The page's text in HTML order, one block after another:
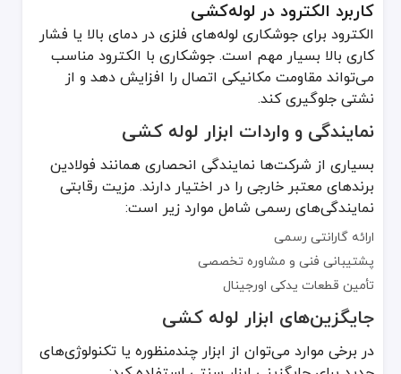
کاربرد الکترود در لوله‌کشی
الکترود برای جوشکاری لوله‌های فلزی در دمای بالا یا فشار
کاری بالا بسیار مهم است. جوشکاری با الکترود مناسب
می‌تواند مقاومت مکانیکی اتصال را افزایش دهد و از
نشتی جلوگیری کند.
نمایندگی و واردات ابزار لوله کشی
بسیاری از شرکت‌ها نمایندگی انحصاری همانند فولادین
برندهای معتبر خارجی را در اختیار دارند. مزیت رقابتی
نمایندگی‌های رسمی شامل موارد زیر است:
ارائه گارانتی رسمی
پشتیبانی فنی و مشاوره تخصصی
تأمین قطعات یدکی اورجینال
جایگزین‌های ابزار لوله کشی
در برخی موارد می‌توان از ابزار چندمنظوره یا تکنولوژی‌های